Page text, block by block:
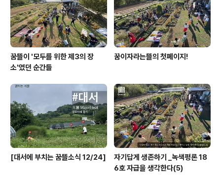
펴보실 수 있어요. 3. 농장 곳곳에 여름꽃들이활짝 피었는
데 하마터면 그냥 지나칠 뻔했습니다. 농..
꿈뜰이 '모두를 위한 제3의 장
소'였던 순간들
꿈이자라는뜰의 첫페이지!
[대서에 부치는 꿈뜰소식 12/24]
자기답게 생존하기 _녹색평론 18
6호 자급을 생각한다(5)